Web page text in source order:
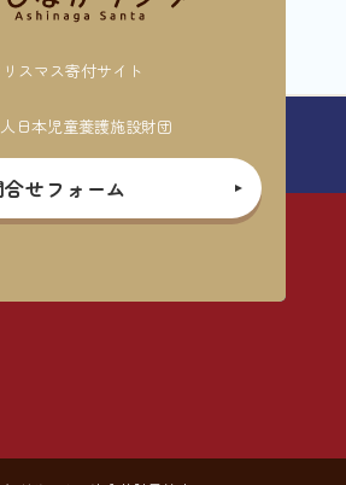
スマス寄付サイト
日本児童養護施設財団
合せフォーム